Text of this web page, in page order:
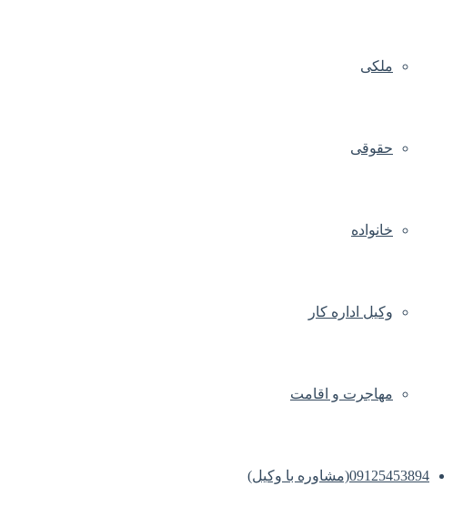
ملکی
حقوقی
خانواده
وکیل اداره کار
مهاجرت و اقامت
09125453894(مشاوره با وکیل)